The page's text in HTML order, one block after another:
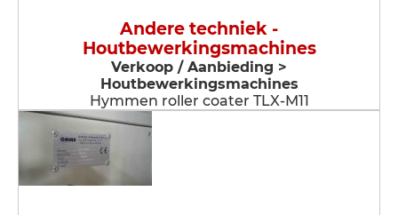
Andere techniek -
Houtbewerkingsmachines
Verkoop / Aanbieding >
Houtbewerkingsmachines
Hymmen roller coater TLX-M11